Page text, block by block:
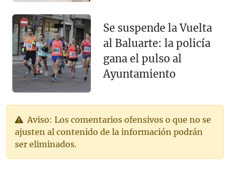
Se suspende la Vuelta
al Baluarte: la policía
gana el pulso al
Ayuntamiento
Aviso: Los comentarios ofensivos o que no se
ajusten al contenido de la información podrán
ser eliminados.